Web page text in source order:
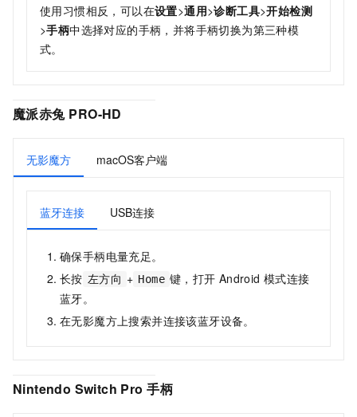
使用习惯相反，可以在设置>通用>诊断工具>开始检测
>手柄中选择对应的手柄，并将手柄切换为第三种模
式。
魔派赤兔 PRO-HD
无影魔方 macOS客户端
蓝牙连接 USB连接
确保手柄电量充足。
长按 左方向 + Home 键，打开 Android 模式连接
蓝牙。
在无影魔方上搜索并连接该蓝牙设备。
Nintendo Switch Pro 手柄